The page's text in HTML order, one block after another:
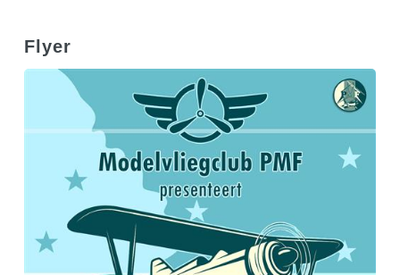
Flyer